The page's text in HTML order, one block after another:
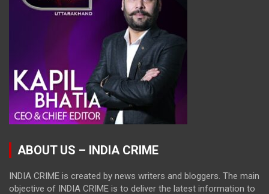
ABOUT US – INDIA CRIME
INDIA CRIME is created by news writers and bloggers. The main
objective of INDIA CRIME is to deliver the latest information to